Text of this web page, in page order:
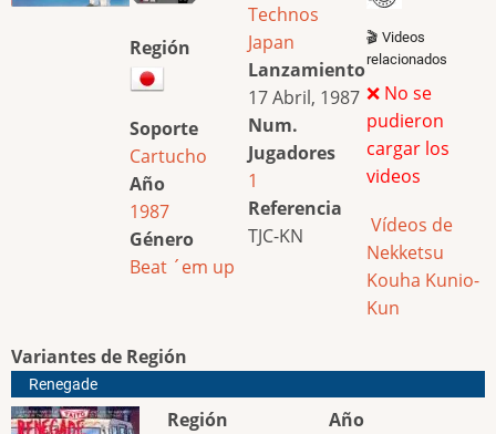
Región
Soporte
Cartucho
Año
1987
Género
Beat ´em up
Technos
Japan
Lanzamiento
17 Abril, 1987
Num.
Jugadores
1
Referencia
TJC-KN
🎬 Videos
relacionados
❌ No se
pudieron
cargar los
videos
Vídeos de
Nekketsu
Kouha Kunio-
Kun
Variantes de Región
Renegade
Región
Año